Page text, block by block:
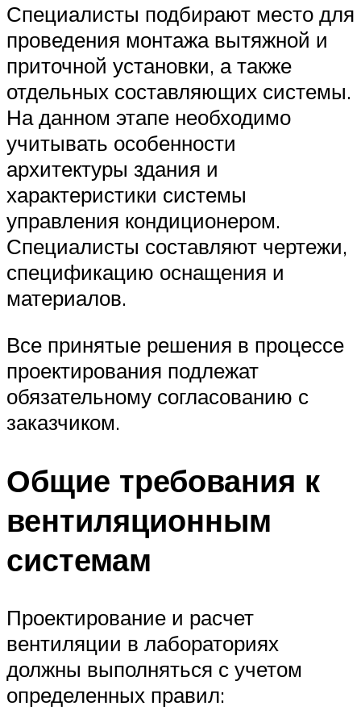
Специалисты подбирают место для
проведения монтажа вытяжной и
приточной установки, а также
отдельных составляющих системы.
На данном этапе необходимо
учитывать особенности
архитектуры здания и
характеристики системы
управления кондиционером.
Специалисты составляют чертежи,
спецификацию оснащения и
материалов.
Все принятые решения в процессе
проектирования подлежат
обязательному согласованию с
заказчиком.
Общие требования к
вентиляционным
системам
Проектирование и расчет
вентиляции в лабораториях
должны выполняться с учетом
определенных правил: